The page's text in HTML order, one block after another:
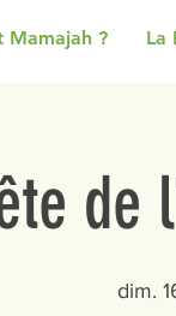
Mamajah ? La
de
dim.